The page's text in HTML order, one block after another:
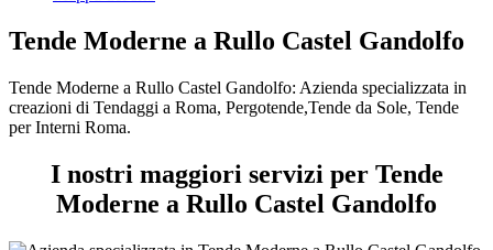
Tende Moderne a Rullo Castel Gandolfo
Tende Moderne a Rullo Castel Gandolfo: Azienda specializzata in
creazioni di Tendaggi a Roma, Pergotende,Tende da Sole, Tende
per Interni Roma.
I nostri maggiori servizi per Tende
Moderne a Rullo Castel Gandolfo